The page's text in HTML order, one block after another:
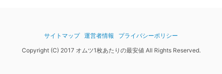
サイトマップ 運営者情報
プライバシーポリシー
Copyright (C) 2017 オムツ1枚あたりの最安値 All Rights Reserved.